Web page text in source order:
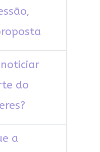
do
a